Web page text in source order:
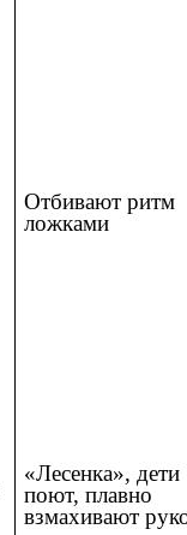
Отбивают ритм
ложками
«Лесенка», дети
поют, плавно
взмахивают